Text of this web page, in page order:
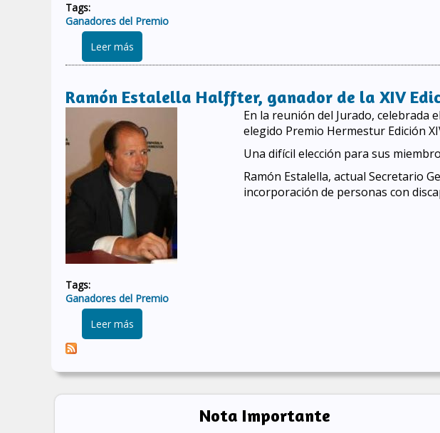
Tags:
Ganadores del Premio
Leer más
Ramón Estalella Halffter, ganador de la XIV
En la reunión del Jurado, celebrada
elegido Premio Hermestur Edición
Una difícil elección para sus
Ramón Estalella, actual Secretario
incorporación de personas con
Tags:
Ganadores del Premio
Leer más
Nota Importante